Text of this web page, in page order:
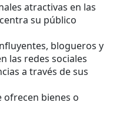
atractivas en las
su público
blogueros y
las redes sociales
a través de sus
ofrecen bienes o